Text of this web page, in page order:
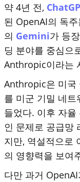
약 4년 전,
된 OpenAI의 독
의 Gemini가 등
딩 분야를 중심으
Anthropic이라는
Anthropic은 미국
를 미군 기밀 네
들었다. 이후 자
인 문제로 공급망
지만, 역설적으로
의 영향력을 보여
다만 과거